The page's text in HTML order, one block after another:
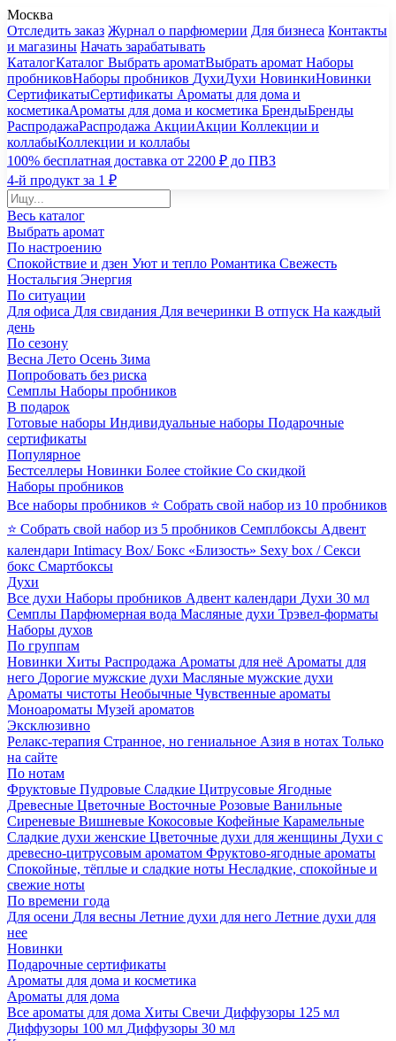
Москва
Отследить заказ Журнал о парфюмерии Для бизнеса Контакты
и магазины Начать зарабатывать
КаталогКаталог Выбрать ароматВыбрать аромат Наборы
пробниковНаборы пробников ДухиДухи НовинкиНовинки
СертификатыСертификаты Ароматы для дома и
косметикаАроматы для дома и косметика БрендыБренды
РаспродажаРаспродажа АкцииАкции Коллекции и
коллабыКоллекции и коллабы
100% бесплатная доставка от 2200 ₽ до ПВЗ
4-й продукт за 1 ₽
Весь каталог
Выбрать аромат
По настроению
Спокойствие и дзен Уют и тепло Романтика Свежесть
Ностальгия Энергия
По ситуации
Для офиса Для свидания Для вечеринки В отпуск На каждый
день
По сезону
Весна Лето Осень Зима
Попробовать без риска
Семплы Наборы пробников
В подарок
Готовые наборы Индивидуальные наборы Подарочные
сертификаты
Популярное
Бестселлеры Новинки Более стойкие Со скидкой
Наборы пробников
Все наборы пробников ⭐ Собрать свой набор из 10 пробников
⭐ Собрать свой набор из 5 пробников Семплбоксы Адвент
календари Intimacy Box/ Бокс «Близость» Sexy box / Секси
бокс Смартбоксы
Духи
Все духи Наборы пробников Адвент календари Духи 30 мл
Семплы Парфюмерная вода Масляные духи Трэвел-форматы
Наборы духов
По группам
Новинки Хиты Распродажа Ароматы для неё Ароматы для
него Дорогие мужские духи Масляные мужские духи
Ароматы чистоты Необычные Чувственные ароматы
Моноароматы Музей ароматов
Эксклюзивно
Релакс-терапия Странное, но гениальное Азия в нотах Только
на сайте
По нотам
Фруктовые Пудровые Сладкие Цитрусовые Ягодные
Древесные Цветочные Восточные Розовые Ванильные
Сиреневые Вишневые Кокосовые Кофейные Карамельные
Сладкие духи женские Цветочные духи для женщины Духи с
древесно-цитрусовым ароматом Фруктово-ягодные ароматы
Спокойные, тёплые и сладкие ноты Несладкие, спокойные и
свежие ноты
По времени года
Для осени Для весны Летние духи для него Летние духи для
нее
Новинки
Подарочные сертификаты
Ароматы для дома и косметика
Ароматы для дома
Все ароматы для дома Хиты Свечи Диффузоры 125 мл
Диффузоры 100 мл Диффузоры 30 мл